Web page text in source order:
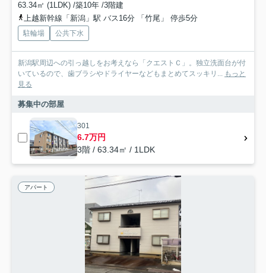
63.34㎡ (1LDK) /築10年 /3階建
上越新幹線「新潟」駅 バス16分 「竹尾」 停歩5分
駐輪場 公共下水
新潟駅周辺への引っ越しをお考えなら「クエストＣ」。独立洗面台が付
いているので、歯ブラシやドライヤーなどもまとめてスッキリ...
もっと
見る
募集中の部屋
301
6.7万円
3階 / 63.34㎡ / 1LDK
アパート